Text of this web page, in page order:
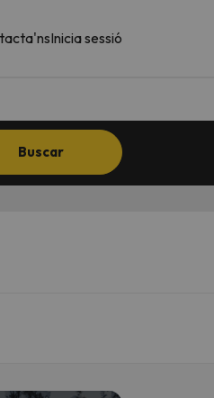
Inicia sessió
Buscar